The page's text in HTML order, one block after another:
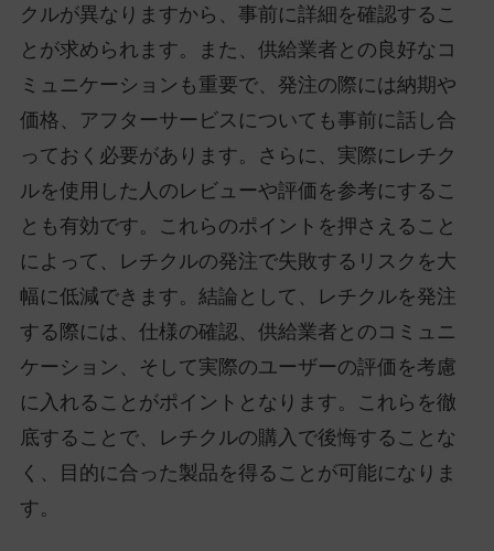
クルが異なりますから、事前に詳細を確認するこ
とが求められます。また、供給業者との良好なコ
ミュニケーションも重要で、発注の際には納期や
価格、アフターサービスについても事前に話し合
っておく必要があります。さらに、実際にレチク
ルを使用した人のレビューや評価を参考にするこ
とも有効です。これらのポイントを押さえること
によって、レチクルの発注で失敗するリスクを大
幅に低減できます。結論として、レチクルを発注
する際には、仕様の確認、供給業者とのコミュニ
ケーション、そして実際のユーザーの評価を考慮
に入れることがポイントとなります。これらを徹
底することで、レチクルの購入で後悔することな
く、目的に合った製品を得ることが可能になりま
す。